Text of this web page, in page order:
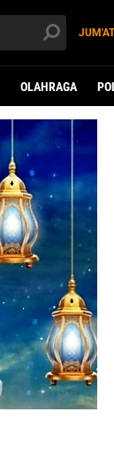
OLAHRAGA